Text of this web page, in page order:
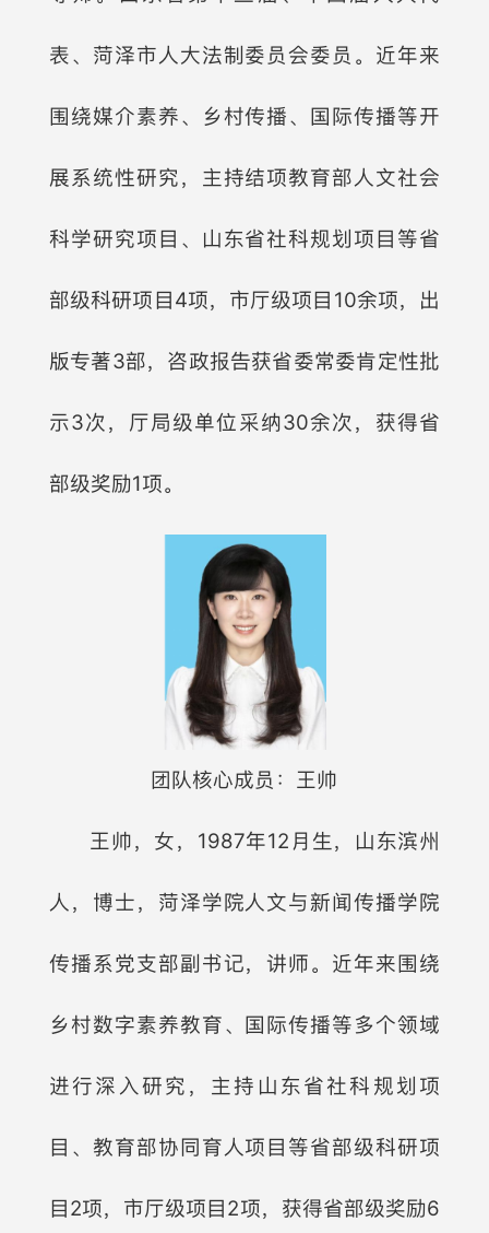
表、菏泽市人大法制委员会委员。近年来
围绕媒介素养、乡村传播、国际传播等开
展系统性研究，主持结项教育部人文社会
科学研究项目、山东省社科规划项目等省
部级科研项目4项，市厅级项目10余项，出
版专著3部，咨政报告获省委常委肯定性批
示3次，厅局级单位采纳30余次，获得省
部级奖励1项。
团队核心成员：王帅
王帅，女，1987年12月生，山东滨州
人，博士，菏泽学院人文与新闻传播学院
传播系党支部副书记，讲师。近年来围绕
乡村数字素养教育、国际传播等多个领域
进行深入研究，主持山东省社科规划项
目、教育部协同育人项目等省部级科研项
目2项，市厅级项目2项，获得省部级奖励6